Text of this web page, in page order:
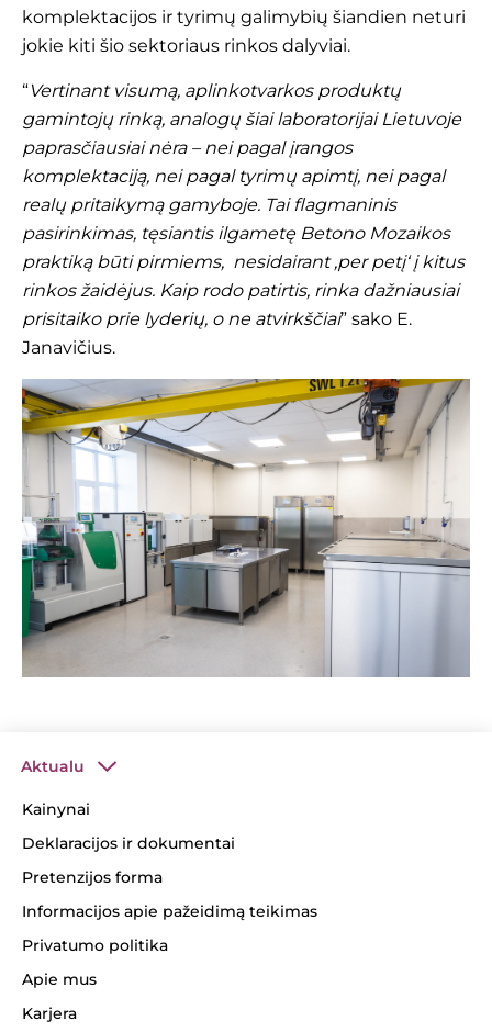
komplektacijos ir tyrimų galimybių šiandien neturi
jokie kiti šio sektoriaus rinkos dalyviai.
“Vertinant visumą, aplinkotvarkos produktų
gamintojų rinką, analogų šiai laboratorijai Lietuvoje
paprasčiausiai nėra – nei pagal įrangos
komplektaciją, nei pagal tyrimų apimtį, nei pagal
realų pritaikymą gamyboje. Tai flagmaninis
pasirinkimas, tęsiantis ilgametę Betono Mozaikos
praktiką būti pirmiems, nesidairant ‚per petį‘ į kitus
rinkos žaidėjus. Kaip rodo patirtis, rinka dažniausiai
prisitaiko prie lyderių, o ne atvirkščiai” sako E.
Janavičius.
Aktualu
Kainynai
Deklaracijos ir dokumentai
Pretenzijos forma
Informacijos apie pažeidimą teikimas
Privatumo politika
Apie mus
Karjera